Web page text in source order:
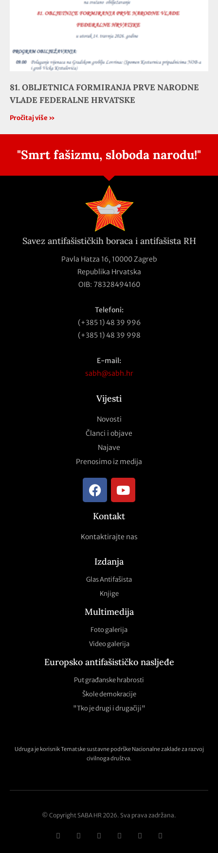
81. OBLJETNICA FORMIRANJA PRVE NARODNE
VLADE FEDERALNE HRVATSKE
Pročitaj više »
"Smrt fašizmu, sloboda narodu!"
Savez antifašističkih boraca i antifašista RH
Pavla Hatza 16, 10000 Zagreb
Republika Hrvatska
OIB: 78328494160
Telefoni:
(+385 1) 48 39 996
(+385 1) 48 39 998
E-mail:
sabh@sabh.hr
Vijesti
Novosti
Članci i objave
Najave
Prenosimo iz medija
Kontakt
Kontaktirajte nas
Izdanja
Glas Antifašista
Knjige
Multimedija
Foto galerija
Video galerija
Europsko antifašističko nasljeđe
Put građanske hrabrosti
Škole demokracije
"Tko je drugi i drugačiji"
Udruga je korisnik Tematske sustavne podrške Nacionalne zaklade za razvoj
civilnoga društva.
© Copyright SABA HR 2026. Sva prava zadržana.